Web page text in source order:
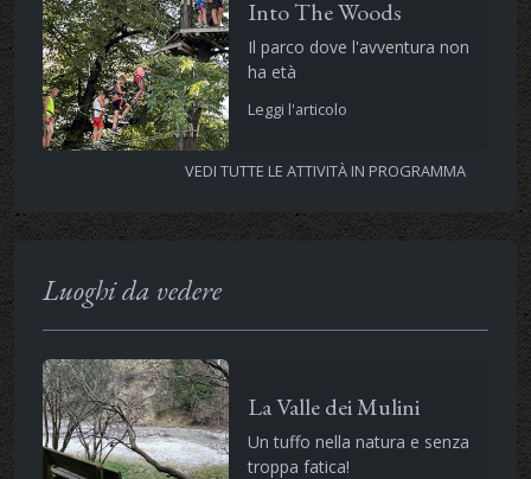
Into The Woods
Il parco dove l'avventura non
ha età
Leggi l'articolo
VEDI TUTTE LE ATTIVITÀ IN PROGRAMMA
Luoghi da vedere
La Valle dei Mulini
Un tuffo nella natura e senza
troppa fatica!